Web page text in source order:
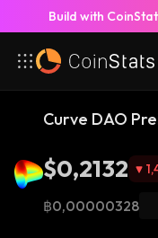
Build with
Curve DAO
$0,2132
฿0,00000328